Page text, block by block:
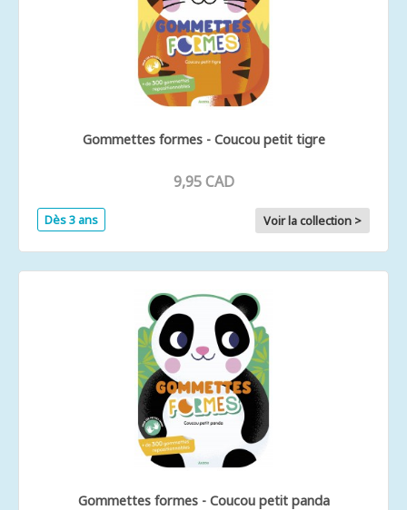
Gommettes formes - Coucou petit tigre
9,95 CAD
Dès 3 ans Voir la collection >
Gommettes formes - Coucou petit panda